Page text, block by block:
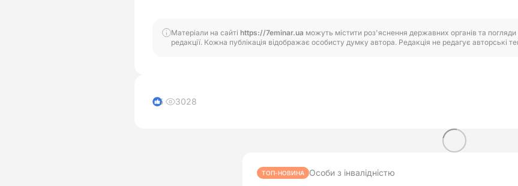
Матеріали на сайті https://7eminar.ua можуть містити роз'яснення державних органів та погляди
редакції. Кожна публікація відображає особисту думку автора. Редакція не редагує авторські
5 3028
ТОП-НОВИНА Особи з інвалідністю